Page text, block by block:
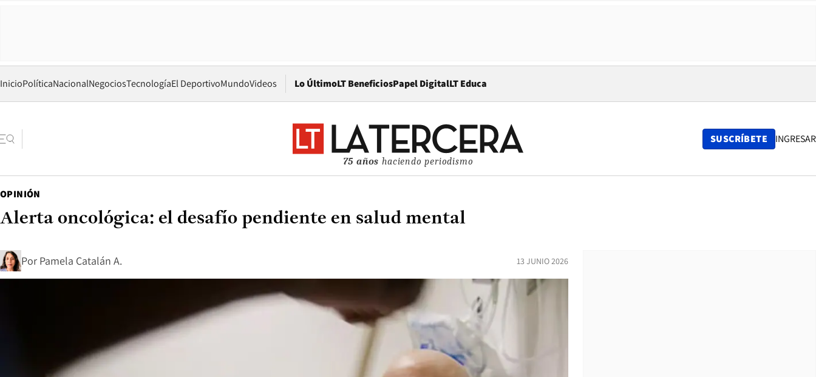
InicioPolíticaNacionalNegociosTecnologíaEl DeportivoMundoVideos Lo ÚltimoLT BeneficiosPapel DigitalOpens in new window
LT Educa
75 años haciendo periodismo
SUSCRÍBETE INGRESAR
OPINIÓN
Alerta oncológica: el desafío pendiente en salud mental
Por Pamela Catalán A. 13 JUNIO 2026